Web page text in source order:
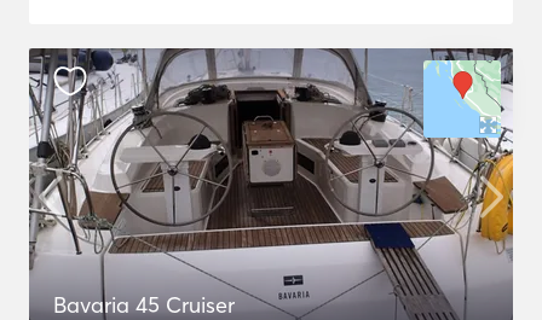
Bavaria 45 Cruiser